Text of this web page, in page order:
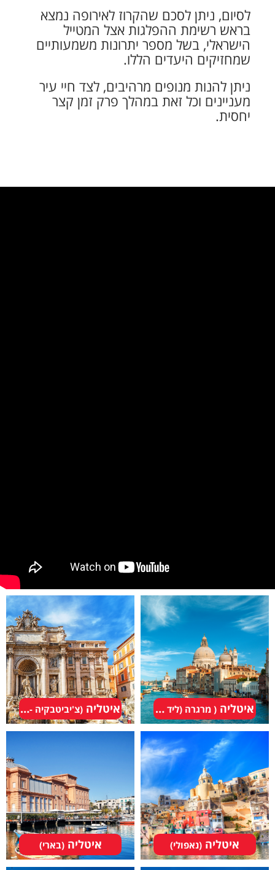
לסיום, ניתן לסכם שהקרוז לאירופה נמצא
בראש רשימת ההפלגות אצל המטייל
הישראלי, בשל מספר יתרונות משמעותיים
שמחזיקים היעדים הללו.
ניתן להנות מנופים מרהיבים, לצד חיי עיר
מעניינים וכל זאת במהלך פרק זמן קצר
יחסית.
איטליה ( מרגרה (ליד ונציה)) איטליה (צ'יביטבקיה - רומא)
איטליה (נאפולי) איטליה(בארי)